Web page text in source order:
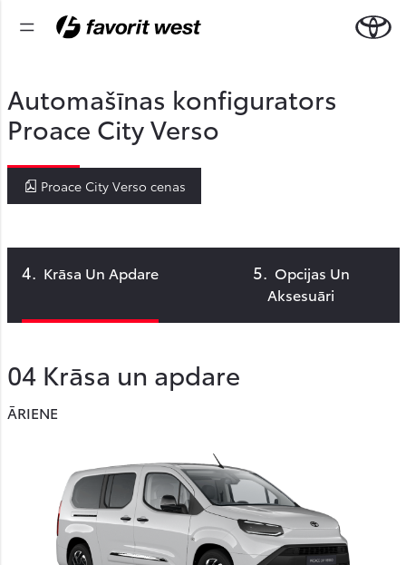
Automašīnas konfigurators
Proace City Verso
Proace City Verso cenas
Krāsa Un Apdare
Opcijas Un
Aksesuāri
04Krāsa un apdare
ĀRIENE